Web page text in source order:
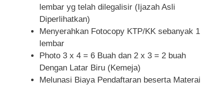
lembar yg telah dilegalisir (Ijazah Asli
Diperlihatkan)
Menyerahkan Fotocopy KTP/KK sebanyak 1
lembar
Photo 3 x 4 = 6 Buah dan 2 x 3 = 2 buah
Dengan Latar Biru (Kemeja)
Melunasi Biaya Pendaftaran beserta Materai